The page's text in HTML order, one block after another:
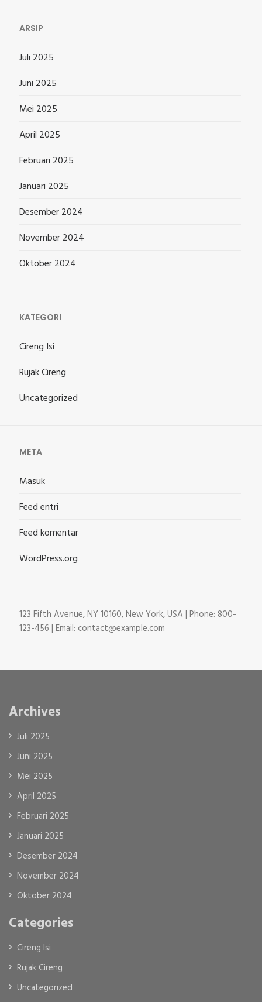
ARSIP
Juli 2025
Juni 2025
Mei 2025
April 2025
Februari 2025
Januari 2025
Desember 2024
November 2024
Oktober 2024
KATEGORI
Cireng Isi
Rujak Cireng
Uncategorized
META
Masuk
Feed entri
Feed komentar
WordPress.org
123 Fifth Avenue, NY 10160, New York, USA | Phone: 800-
123-456 | Email: contact@example.com
Archives
Juli 2025
Juni 2025
Mei 2025
April 2025
Februari 2025
Januari 2025
Desember 2024
November 2024
Oktober 2024
Categories
Cireng Isi
Rujak Cireng
Uncategorized